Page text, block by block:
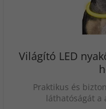
Világító LED
Praktikus és
láthatóságát a